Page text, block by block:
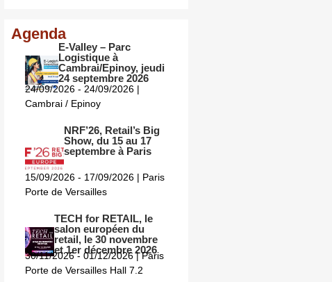
Agenda
E-Valley – Parc
Logistique à
Cambrai/Epinoy, jeudi
24 septembre 2026
24/09/2026 - 24/09/2026 |
Cambrai / Epinoy
NRF’26, Retail’s Big
Show, du 15 au 17
septembre à Paris
15/09/2026 - 17/09/2026 | Paris
Porte de Versailles
TECH for RETAIL, le
salon européen du
retail, le 30 novembre
et 1er décembre 2026
30/11/2026 - 01/12/2026 | Paris
Porte de Versailles Hall 7.2